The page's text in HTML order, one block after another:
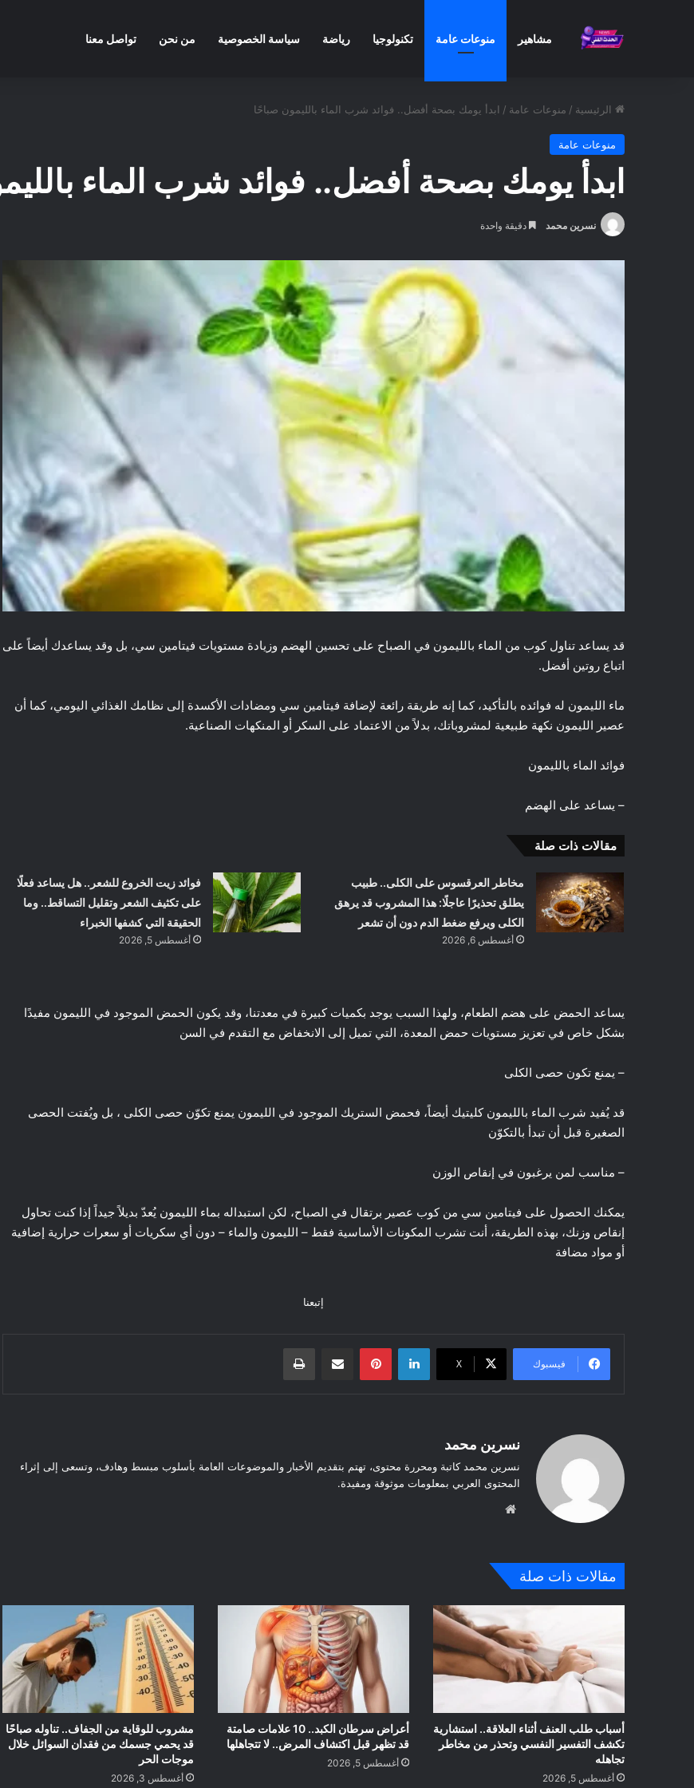
مشاهير منوعات عامة تكنولوجيا رياضة سياسة الخصوصية من نحن تواصل معنا
الرئيسية / منوعات عامة / ابدأ يومك بصحة أفضل.. فوائد شرب الماء بالليمون صباحًا
منوعات عامة
ابدأ يومك بصحة أفضل.. فوائد شرب الماء
نسرين محمد دقيقة واحدة
قد يساعد تناول كوب من الماء بالليمون في الصباح على تحسين الهضم وزيادة مستويات فيتامين سي، بل وقد يساعدك أيضاً على
اتباع روتين أفضل.
ماء الليمون له فوائده بالتأكيد، كما إنه طريقة رائعة لإضافة فيتامين سي ومضادات الأكسدة إلى نظامك الغذائي اليومي، كما أن
عصير الليمون نكهة طبيعية لمشروباتك، بدلاً من الاعتماد على السكر أو المنكهات الصناعية.
فوائد الماء بالليمون
– يساعد على الهضم
مقالات ذات صلة
مخاطر العرقسوس على الكلى.. طبيب
يطلق تحذيرًا عاجلًا: هذا المشروب قد يرهق
الكلى ويرفع ضغط الدم دون أن تشعر
أغسطس 6, 2026
فوائد زيت الخروع للشعر.. هل يساعد فعلًا
على تكثيف الشعر وتقليل التساقط.. وما
الحقيقة التي كشفها الخبراء
أغسطس 5, 2026
يساعد الحمض على هضم الطعام، ولهذا السبب يوجد بكميات كبيرة في معدتنا، وقد يكون الحمض الموجود في الليمون مفيدًا
بشكل خاص في تعزيز مستويات حمض المعدة، التي تميل إلى الانخفاض مع التقدم في السن
– يمنع تكون حصى الكلى
قد يُفيد شرب الماء بالليمون كليتيك أيضاً، فحمض الستريك الموجود في الليمون يمنع تكوّن حصى الكلى ، بل ويُفتت الحصى
الصغيرة قبل أن تبدأ بالتكوّن
– مناسب لمن يرغبون في إنقاص الوزن
يمكنك الحصول على فيتامين سي من كوب عصير برتقال في الصباح، لكن استبداله بماء الليمون يُعدّ بديلاً جيداً إذا كنت تحاول
إنقاص وزنك، بهذه الطريقة، أنت تشرب المكونات الأساسية فقط – الليمون والماء – دون أي سكريات أو سعرات حرارية إضافية
أو مواد مضافة
إتبعنا
فيسبوك ‫X
لينكدإن
نسرين محمد
نسرين محمد كاتبة ومحررة محتوى، تهتم بتقديم الأخبار والموضوعات العامة بأسلوب مبسط وهادف، وتسعى إلى إثراء
المحتوى العربي بمعلومات موثوقة ومفيدة.
ب
مقالات ذات صلة
أسباب طلب العنف أثناء العلاقة.. استشارية
تكشف التفسير النفسي وتحذر من مخاطر
تجاهله
أغسطس 5, 2026
أعراض سرطان الكبد.. 10 علامات صامتة
قد تظهر قبل اكتشاف المرض.. لا تتجاهلها
أغسطس 5, 2026
مشروب للوقاية من الجفاف.. تناوله صباحًا
قد يحمي جسمك من فقدان السوائل خلال
موجات الحر
أغسطس 3, 2026